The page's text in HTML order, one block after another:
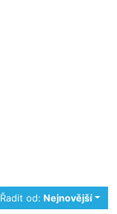
Řadit od: Nejnovější